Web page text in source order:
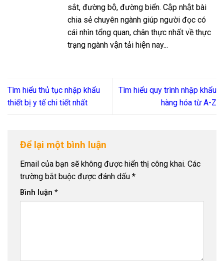
sắt, đường bộ, đường biển. Cập nhật bài
chia sẻ chuyên ngành giúp người đọc có
cái nhìn tổng quan, chân thực nhất về thực
trạng ngành vận tải hiện nay...
Tìm hiểu thủ tục nhập khẩu
thiết bị y tế chi tiết nhất
Tìm hiểu quy trình nhập khẩu
hàng hóa từ A-Z
Để lại một bình luận
Email của bạn sẽ không được hiển thị công khai. Các
trường bắt buộc được đánh dấu *
Bình luận *